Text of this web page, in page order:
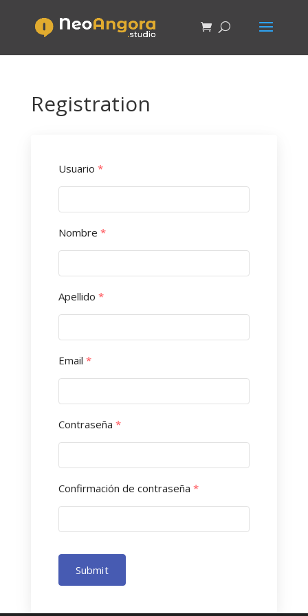
Registration
Usuario *
Nombre *
Apellido *
Email *
Contraseña *
Confirmación de contraseña *
Submit